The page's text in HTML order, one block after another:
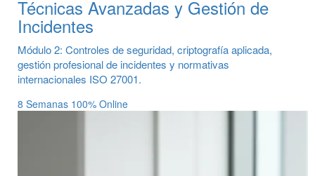
Técnicas Avanzadas y Gestión de
Incidentes
Módulo 2: Controles de seguridad, criptografía aplicada,
gestión profesional de incidentes y normativas
internacionales ISO 27001.
8 Semanas 100% Online